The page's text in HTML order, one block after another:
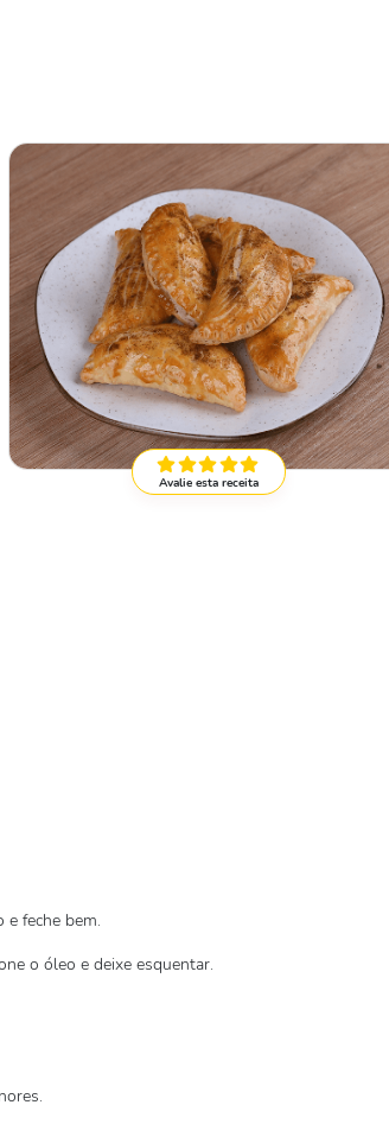
Avalie esta receita
e feche bem.
o óleo e deixe esquentar.